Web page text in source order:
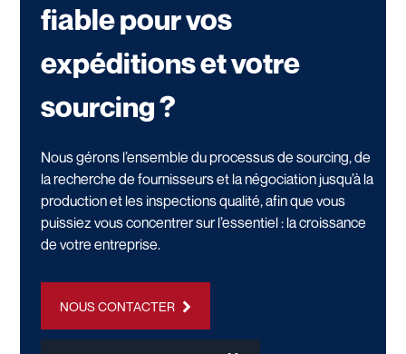
fiable pour vos
expéditions et votre
sourcing ?
Nous gérons l’ensemble du processus de sourcing, de
la recherche de fournisseurs et la négociation jusqu’à la
production et les inspections qualité, afin que vous
puissiez vous concentrer sur l’essentiel : la croissance
de votre entreprise.
NOUS CONTACTER